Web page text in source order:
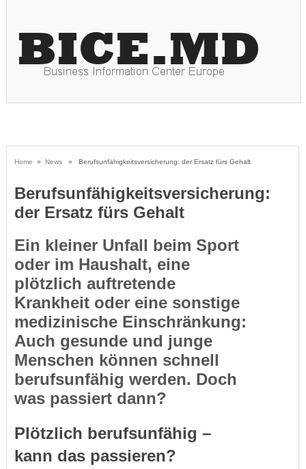
Home » News» Berufsunfähigkeitsversicherung: der Ersatz fürs Gehalt
Berufsunfähigkeitsversicherung:
der Ersatz fürs Gehalt
Ein kleiner Unfall beim Sport
oder im Haushalt, eine
plötzlich auftretende
Krankheit oder eine sonstige
medizinische Einschränkung:
Auch gesunde und junge
Menschen können schnell
berufsunfähig werden. Doch
was passiert dann?
Plötzlich berufsunfähig –
kann das passieren?